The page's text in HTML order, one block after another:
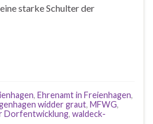
starke Schulter der
, Ehrenamt in Freienhagen,
widder graut, MFWG,
Dorfentwicklung, waldeck-